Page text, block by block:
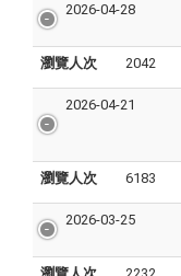
2026-04-28
瀏覽人次 2042
2026-04-21
瀏覽人次 6183
2026-03-25